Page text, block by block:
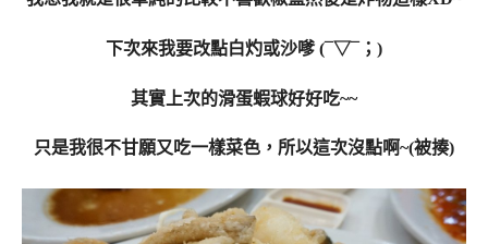
下次來我要改點白灼或沙嗲 (¯▽¯；)
其實上次的滑蛋蝦球好好吃~~
只是我很不甘願又吃一樣菜色，所以這次沒點啊~(被揍)